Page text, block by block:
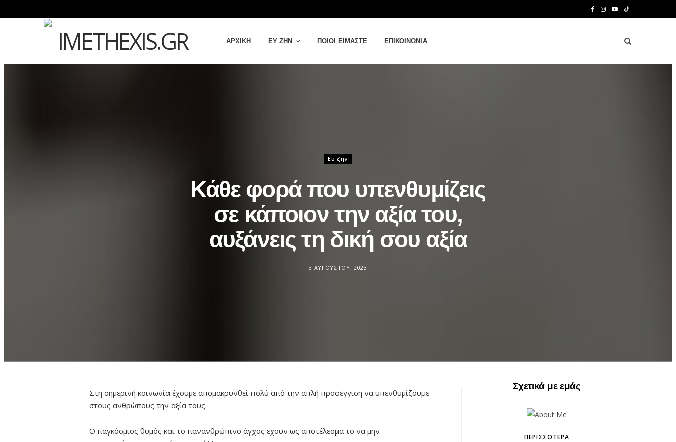
e
I
t
Y
T
T
k
T
ΑΡΧΙΚΉ ΕΥ ΖΗΝ ΠΟΙΟΙ ΕΊΜΑΣΤΕ ΕΠΙΚΟΙΝΩΝΊΑ
Ευ ζην
Κάθε φορά που υπενθυμίζεις
σε κάποιον την αξία του,
αυξάνεις τη δική σου αξία
3 ΑΥΓΟΎΣΤΟΥ, 2023
Στη σημερινή κοινωνία έχουμε απομακρυνθεί πολύ από την απλή προσέγγιση να υπενθυμίζουμε
στους ανθρώπους την αξία τους.
Ο παγκόσμιος θυμός και το πανανθρώπινο άγχος έχουν ως αποτέλεσμα το να μην
Σχετικά με εμάς
ΠΕΡΙΣΣΌΤΕΡΑ